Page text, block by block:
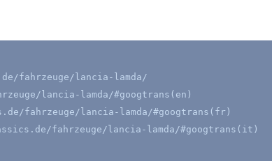
fahrzeuge/lancia-lamda/
lancia-lamda/#googtrans(en)
fahrzeuge/lancia-lamda/#googtrans(fr)
fahrzeuge/lancia-lamda/#googtrans(it)